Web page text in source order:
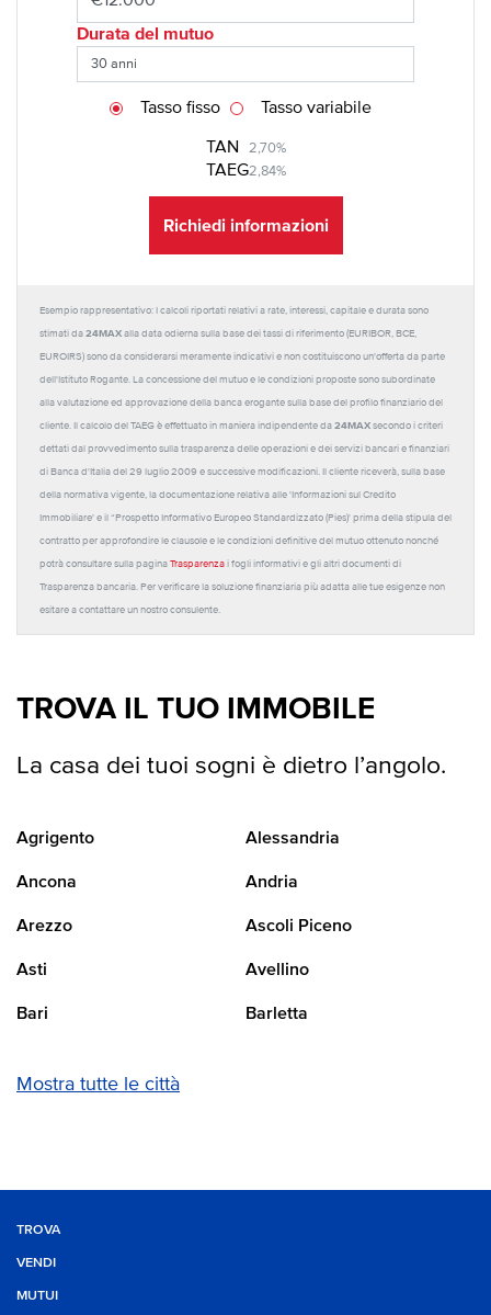
Durata del mutuo
TAN 2,70%
TAEG2,84%
Tasso fisso Tasso variabile
Richiedi informazioni
Esempio rappresentativo: I calcoli riportati relativi a rate, interessi, capitale e durata sono
stimati da 24MAX alla data odierna sulla base dei tassi di riferimento (EURIBOR, BCE,
EUROIRS) sono da considerarsi meramente indicativi e non costituiscono un'offerta da parte
dell'Istituto Rogante. La concessione del mutuo e le condizioni proposte sono subordinate
alla valutazione ed approvazione della banca erogante sulla base del profilo finanziario del
cliente. Il calcolo del TAEG è effettuato in maniera indipendente da 24MAX secondo i criteri
dettati dal provvedimento sulla trasparenza delle operazioni e dei servizi bancari e finanziari
di Banca d'Italia del 29 luglio 2009 e successive modificazioni. Il cliente riceverà, sulla base
della normativa vigente, la documentazione relativa alle 'Informazioni sul Credito
Immobiliare' e il “Prospetto Informativo Europeo Standardizzato (Pies)' prima della stipula del
contratto per approfondire le clausole e le condizioni definitive del mutuo ottenuto nonché
potrà consultare sulla pagina Trasparenza i fogli informativi e gli altri documenti di
Trasparenza bancaria. Per verificare la soluzione finanziaria più adatta alle tue esigenze non
esitare a contattare un nostro consulente.
TROVA IL TUO IMMOBILE
La casa dei tuoi sogni è dietro l’angolo.
Agrigento Alessandria
Ancona Andria
Arezzo Ascoli Piceno
Asti Avellino
Bari Barletta
Mostra tutte le città
TROVA
VENDI
MUTUI